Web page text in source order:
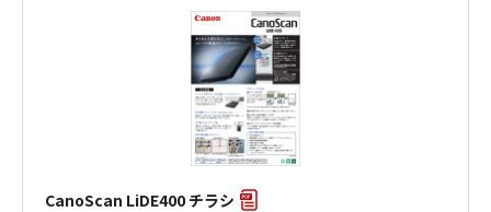
CanoScan LiDE400 チラシ